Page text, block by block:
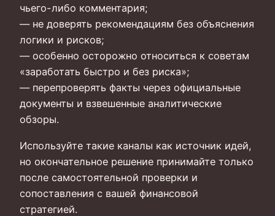
чьего-либо комментария;
— не доверять рекомендациям без объяснения
логики и рисков;
— особенно осторожно относиться к советам
«заработать быстро и без риска»;
— перепроверять факты через официальные
документы и взвешенные аналитические
обзоры.
Используйте такие каналы как источник идей,
но окончательное решение принимайте только
после самостоятельной проверки и
сопоставления с вашей финансовой
стратегией.